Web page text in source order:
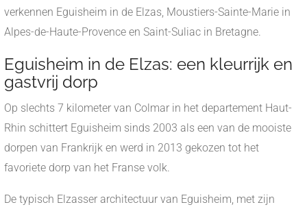
verkennen Eguisheim in de Elzas, Moustiers-Sainte-Marie in
Alpes-de-Haute-Provence en Saint-Suliac in Bretagne.
Eguisheim in de Elzas: een kleurrijk en
gastvrij dorp
Op slechts 7 kilometer van Colmar in het departement Haut-
Rhin schittert Eguisheim sinds 2003 als een van de mooiste
dorpen van Frankrijk en werd in 2013 gekozen tot het
favoriete dorp van het Franse volk.
De typisch Elzasser architectuur van Eguisheim, met zijn